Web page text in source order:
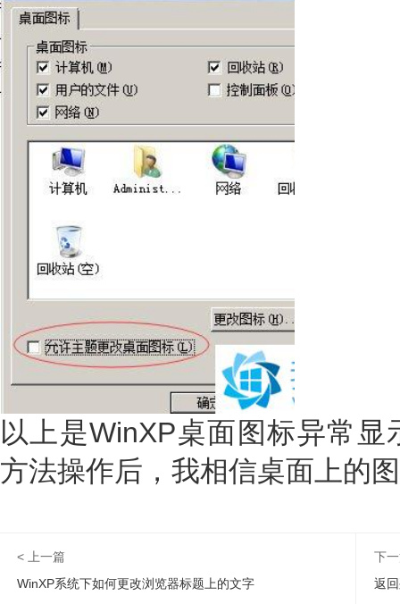
以上是WinXP桌面图标异常
方法操作后，我相信桌面上的
< 上一篇
WinXP系统下如何更改浏览器标题上的文字
下
返